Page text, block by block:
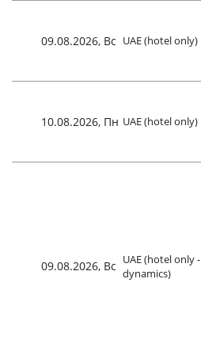
09.08.2026, Вс UAE (hotel only)
10.08.2026, Пн UAE (hotel only)
09.08.2026, Вс UAE (hotel only -
dynamics)